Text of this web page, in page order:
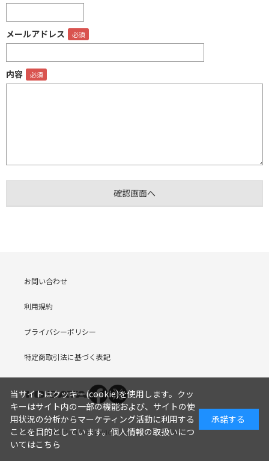
メールアドレス
内容
お問い合わせ
利用規約
プライバシーポリシー
特定商取引法に基づく表記
COPYRIGHT (C) I-O DATA DEVICE, INC. Since 2005.9.19
当サイトはクッキー(cookie)を使用します。クッ
キーはサイト内の一部の機能および、サイトの使
用状況の分析からマーケティング活動に利用する
ことを目的としています。個人情報の取扱いにつ
いてはこちら
承諾する